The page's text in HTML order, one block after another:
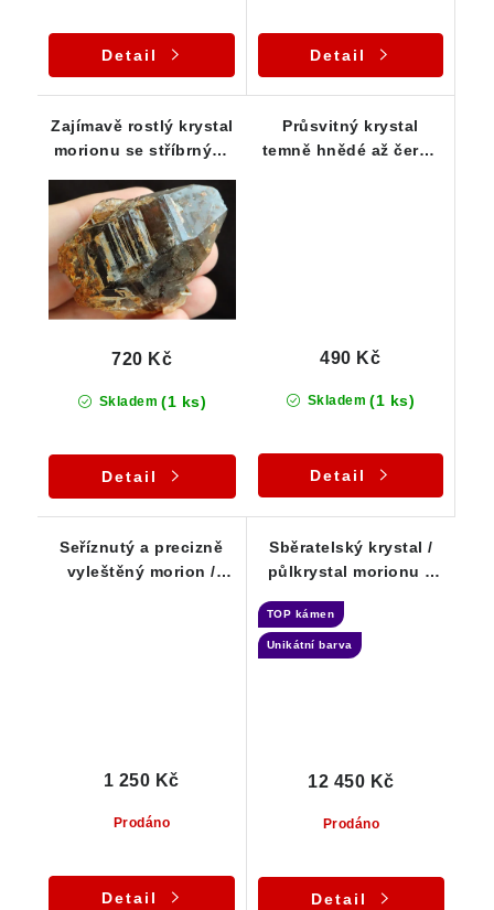
Detail Detail
Zajímavě rostlý krystal
morionu se stříbrnými
Skladem (1 ks)
720 Kč
Detail
Průsvitný krystal
temně hnědé až černé
Skladem (1 ks)
490 Kč
Detail
Seříznutý a precizně
vyleštěný morion /
Prodáno
1 250 Kč
Detail
Sběratelský krystal /
půlkrystal morionu s
TOP kámen
Unikátní barva
Prodáno
12 450 Kč
Detail